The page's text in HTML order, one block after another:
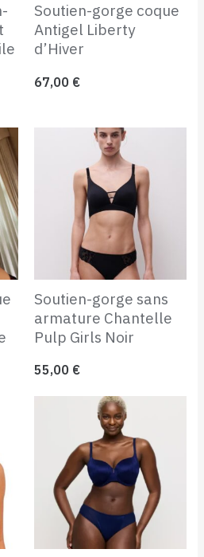
Soutien-gorge coque
Antigel Liberty
d’Hiver
67,00 €
Plage
:
€
€
Soutien-gorge sans
armature Chantelle
Pulp Girls Noir
55,00 €